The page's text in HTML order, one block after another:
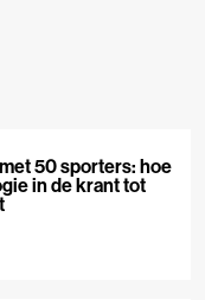
50 sporters: hoe
in de krant tot